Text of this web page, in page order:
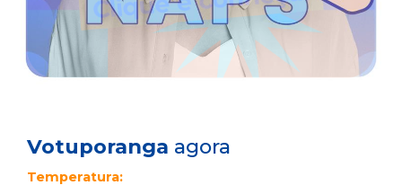
Votuporanga agora
Temperatura: